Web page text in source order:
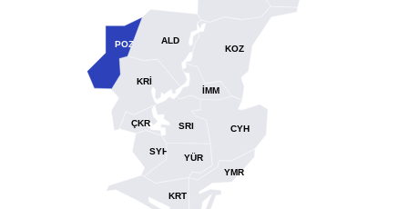
SYH
CYH
KRİ
KRT
KOZ
POZ
YMR
YÜR
ALD
İMM
SRI
ÇKR